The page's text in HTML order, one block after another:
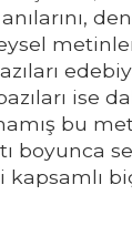
ise
bu
boyunca
kapsamlı